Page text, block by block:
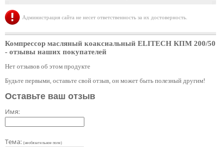
Администрация сайта не несет ответственность за их достоверность.
Компрессор масляный коаксиальный ELITECH КПМ 200/50
- отзывы наших покупателей
Нет отзывов об этом продукте
Будьте первыми, оставьте свой отзыв, он может быть полезный другим!
Оставьте ваш отзыв
Имя:
Тема: (необязательное поле)